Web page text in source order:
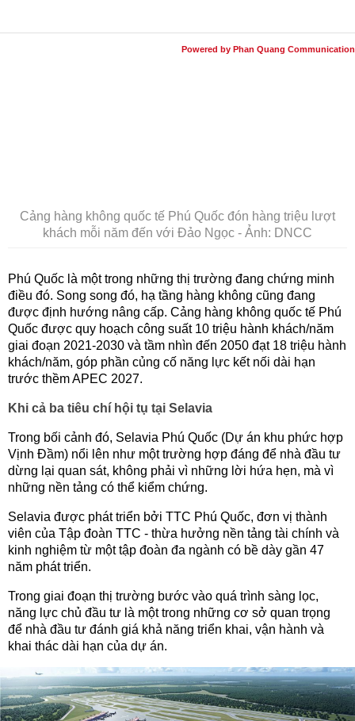
Powered by Phan Quang Communication
Cảng hàng không quốc tế Phú Quốc đón hàng triệu lượt
khách mỗi năm đến với Đảo Ngọc - Ảnh: DNCC
Phú Quốc là một trong những thị trường đang chứng minh
điều đó. Song song đó, hạ tầng hàng không cũng đang
được định hướng nâng cấp. Cảng hàng không quốc tế Phú
Quốc được quy hoạch công suất 10 triệu hành khách/năm
giai đoạn 2021-2030 và tầm nhìn đến 2050 đạt 18 triệu hành
khách/năm, góp phần củng cố năng lực kết nối dài hạn
trước thềm APEC 2027.
Khi cả ba tiêu chí hội tụ tại Selavia
Trong bối cảnh đó, Selavia Phú Quốc (Dự án khu phức hợp
Vịnh Đầm) nổi lên như một trường hợp đáng để nhà đầu tư
dừng lại quan sát, không phải vì những lời hứa hẹn, mà vì
những nền tảng có thể kiểm chứng.
Selavia được phát triển bởi TTC Phú Quốc, đơn vị thành
viên của Tập đoàn TTC - thừa hưởng nền tảng tài chính và
kinh nghiệm từ một tập đoàn đa ngành có bề dày gần 47
năm phát triển.
Trong giai đoạn thị trường bước vào quá trình sàng lọc,
năng lực chủ đầu tư là một trong những cơ sở quan trọng
để nhà đầu tư đánh giá khả năng triển khai, vận hành và
khai thác dài hạn của dự án.